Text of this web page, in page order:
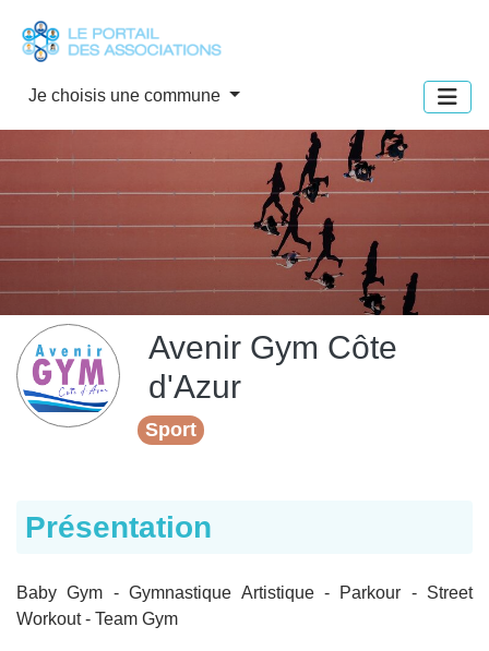
Je choisis une commune
Avenir Gym Côte
d'Azur
Sport
Présentation
Baby Gym - Gymnastique Artistique - Parkour - Street
Workout - Team Gym